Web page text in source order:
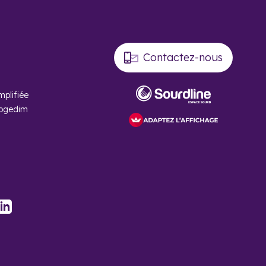
Contactez-nous
LinkedIn